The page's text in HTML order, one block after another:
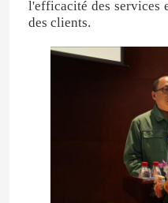
Urée des véhicules à
Alcool furfurylique
l'efficacité des services
des clients.